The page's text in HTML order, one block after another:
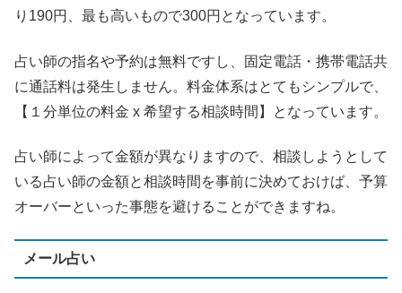
り190円、最も高いもので300円となっています。
占い師の指名や予約は無料ですし、固定電話・携帯電話共
に通話料は発生しません。料金体系はとてもシンプルで、
【１分単位の料金 x 希望する相談時間】となっています。
占い師によって金額が異なりますので、相談しようとして
いる占い師の金額と相談時間を事前に決めておけば、予算
オーバーといった事態を避けることができますね。
メール占い